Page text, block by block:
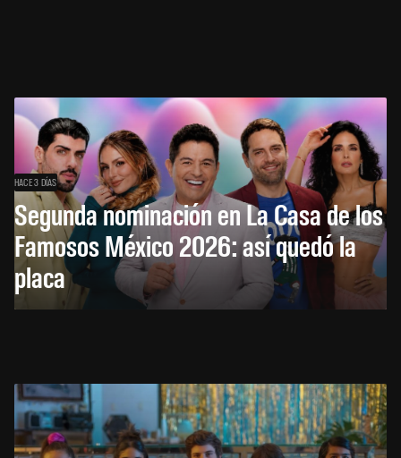
HACE 3 DÍAS
Segunda nominación en La Casa de los
Famosos México 2026: así quedó la
placa